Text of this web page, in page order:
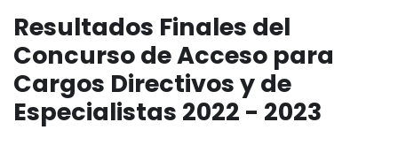
Resultados Finales del
Concurso de Acceso para
Cargos Directivos y de
Especialistas 2022 - 2023